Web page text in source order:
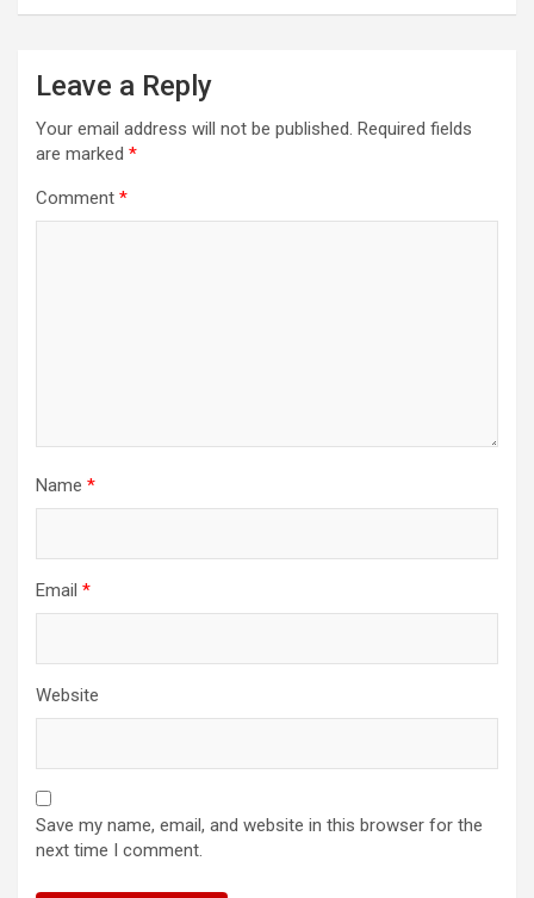
Leave a Reply
Your email address will not be published. Required fields
are marked *
Comment *
Name *
Email *
Website
Save my name, email, and website in this browser for the
next time I comment.